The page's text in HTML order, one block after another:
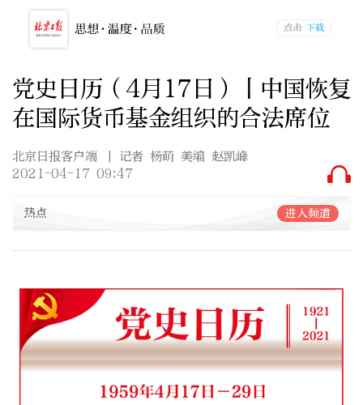
党史日历（4月17日）丨中国恢复
在国际货币基金组织的合法席位
北京日报客户端
| 记者 杨萌 美编 赵凯峰
2021-04-17 09:47
热点 进入频道